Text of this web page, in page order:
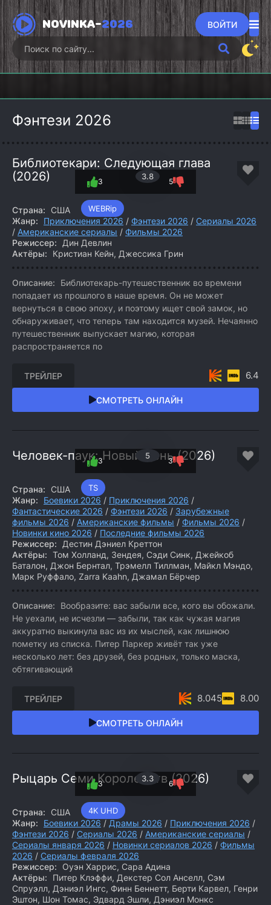
NOVINKA-2026 ВОЙТИ
Викинги:
Вальхалла
Фоллаут (2026)
Гангстерленд
(2026)
Фэнтези 2026
Библиотекари: Следующая глава
(2026)
WEBRip
3.8
3 5
Страна:
США
Жанр:
Приключения 2026 / Фэнтези 2026 / Сериалы 2026
/ Американские сериалы / Фильмы 2026
Режиссер:
Дин Девлин
Актёры:
Кристиан Кейн, Джессика Грин
Описание:
Библиотекарь-путешественник во времени
попадает из прошлого в наше время. Он не может
вернуться в свою эпоху, и поэтому ищет свой замок, но
обнаруживает, что теперь там находится музей. Нечаянно
путешественник выпускает магию, которая
распространяется по
СМОТРЕТЬ ОНЛАЙН
ТРЕЙЛЕР 6.4
Человек-паук: Новый день (2026)
TS
5
3 3
Страна:
США
Жанр:
Боевики 2026 / Приключения 2026 /
Фантастические 2026 / Фэнтези 2026 / Зарубежные
фильмы 2026 / Американские фильмы / Фильмы 2026 /
Новинки кино 2026 / Последние фильмы 2026
Режиссер:
Дестин Дэниел Креттон
Актёры: Том Холланд, Зендея, Сэди Синк, Джейкоб
Баталон, Джон Бернтал, Трэмелл Тиллман, Майкл Мэндо,
Марк Руффало, Zarra Kaahn, Джамал Бёрчер
Описание:
Вообразите: вас забыли все, кого вы обожали.
Не уехали, не исчезли — забыли, так как чужая магия
аккуратно выкинула вас из их мыслей, как лишнюю
пометку из списка. Питер Паркер живёт так уже
несколько лет: без друзей, без родных, только маска,
обтягивающий
СМОТРЕТЬ ОНЛАЙН
ТРЕЙЛЕР 8.045 8.00
Рыцарь Семи Королевств (2026)
4K UHD
3.3
3 6
Страна:
США
Жанр:
Боевики 2026 / Драмы 2026 / Приключения 2026 /
Фэнтези 2026 / Сериалы 2026 / Американские сериалы /
Сериалы января 2026 / Новинки сериалов 2026 / Фильмы
2026 / Сериалы февраля 2026
Режиссер:
Оуэн Харрис, Сара Адина
Актёры:
Питер Клэффи, Декстер Сол Анселл, Сэм
Спруэлл, Дэниэл Ингс, Финн Беннетт, Берти Карвел, Генри
Эштон, Шон Томас, Эдвард Эшли, Дэниэл Монкс